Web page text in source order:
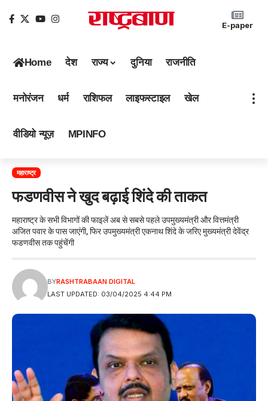
E-paper
Home देश राज्य दुनिया राजनीति
मनोरंजन धर्म राशिफल लाइफस्टाइल खेल
वीडियो न्यूज़ MPINFO
महाराष्ट्र
फडणवीस ने खुद बढ़ाई शिंदे की ताकत
महाराष्ट्र के सभी विभागों की फाइलें अब से सबसे पहले उपमुख्यमंत्री और वित्तमंत्री
अजित पवार के पास जाएंगी, फिर उपमुख्यमंत्री एकनाथ शिंदे के जरिए मुख्यमंत्री देवेंद्र
फडणवीस तक पहुंचेंगी
LAST UPDATED: 03/04/2025 4:44 PM
BYRASHTRABAAN DIGITAL